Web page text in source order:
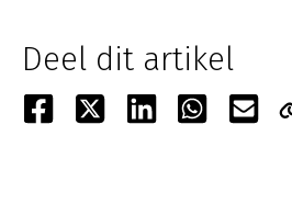
Deel dit artikel